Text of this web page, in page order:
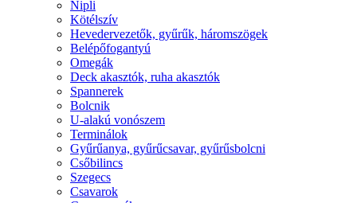
Nipli
Kötélszív
Hevedervezetők, gyűrűk, háromszögek
Belépőfogantyú
Omegák
Deck akasztók, ruha akasztók
Spannerek
Bolcnik
U-alakú vonószem
Terminálok
Gyűrűanya, gyűrűcsavar, gyűrűsbolcni
Csőbilincs
Szegecs
Csavarok